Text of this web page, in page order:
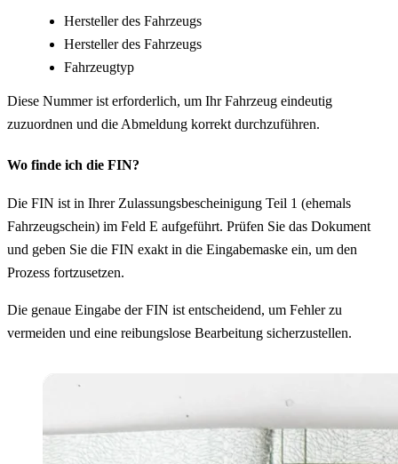
Hersteller des Fahrzeugs
Hersteller des Fahrzeugs
Fahrzeugtyp
Diese Nummer ist erforderlich, um Ihr Fahrzeug eindeutig
zuzuordnen und die Abmeldung korrekt durchzuführen.
Wo finde ich die FIN?
Die FIN ist in Ihrer Zulassungsbescheinigung Teil 1 (ehemals
Fahrzeugschein) im Feld E aufgeführt. Prüfen Sie das Dokument
und geben Sie die FIN exakt in die Eingabemaske ein, um den
Prozess fortzusetzen.
Die genaue Eingabe der FIN ist entscheidend, um Fehler zu
vermeiden und eine reibungslose Bearbeitung sicherzustellen.